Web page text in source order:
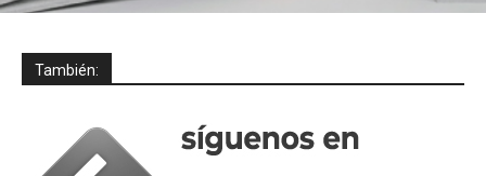
También: